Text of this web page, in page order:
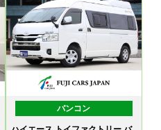
バンコン